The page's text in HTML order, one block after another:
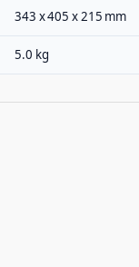
343 x 405 x 215 mm
5.0 kg